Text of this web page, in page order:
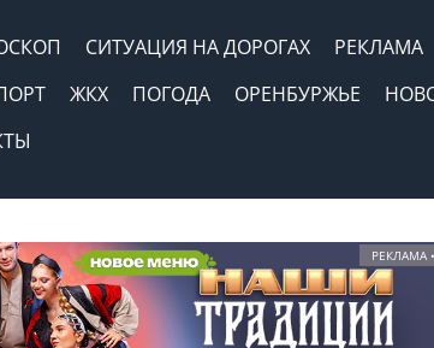
СИТУАЦИЯ НА ДОРОГАХ РЕКЛАМА
ЖКХ ПОГОДА ОРЕНБУРЖЬЕ
РЕКЛАМА